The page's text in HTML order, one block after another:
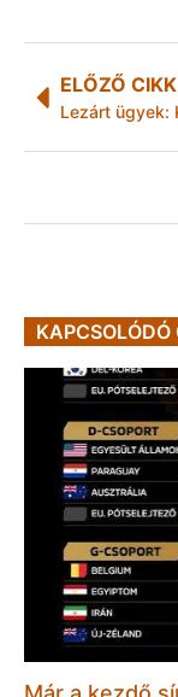
ELŐZŐ CIKK
KAPCSOLÓDÓ